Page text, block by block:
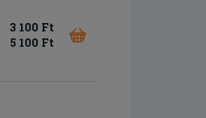
3 100 Ft
5 100 Ft